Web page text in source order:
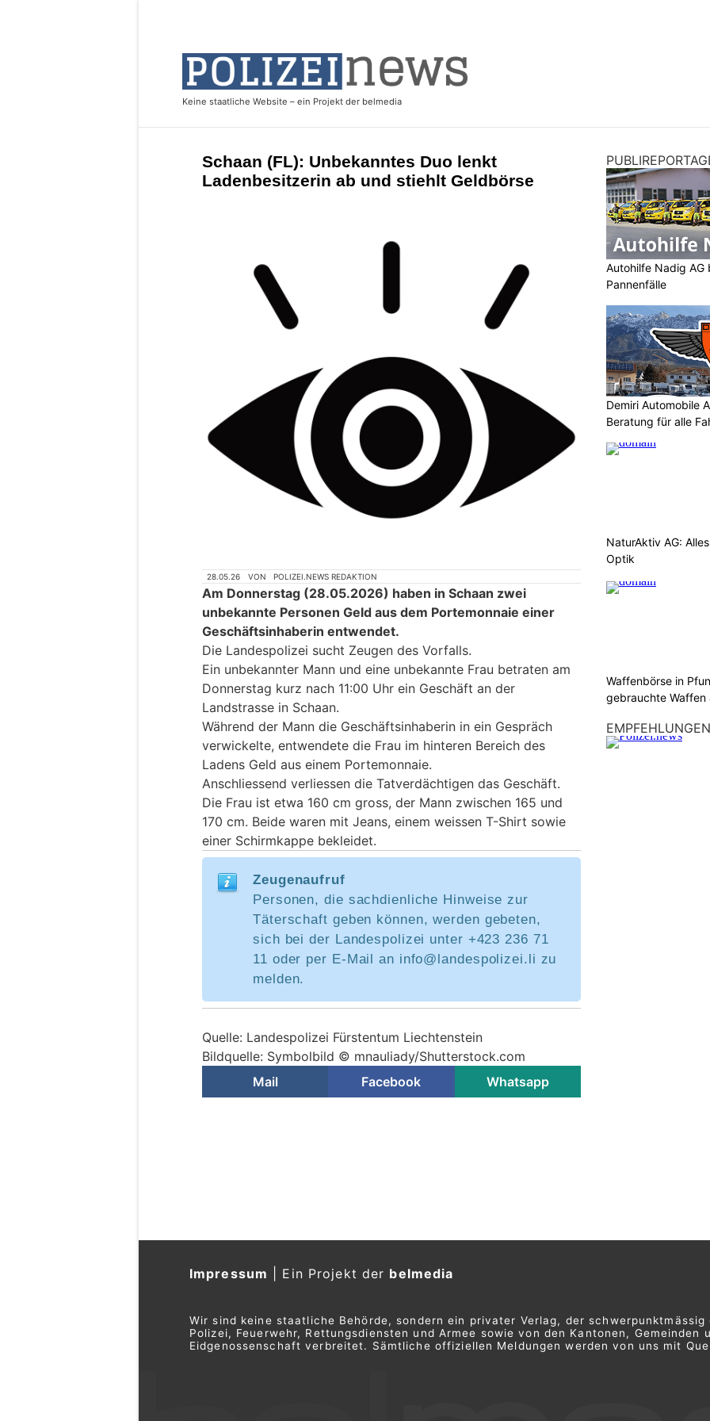
Schaan (FL): Unbekanntes Duo lenkt
Ladenbesitzerin ab und stiehlt Geldbörse
28.05.26 VON POLIZEI.NEWS REDAKTION
Am Donnerstag (28.05.2026) haben in Schaan zwei
unbekannte Personen Geld aus dem Portemonnaie einer
Geschäftsinhaberin entwendet.
Die Landespolizei sucht Zeugen des Vorfalls.
Ein unbekannter Mann und eine unbekannte Frau betraten am
Donnerstag kurz nach 11:00 Uhr ein Geschäft an der
Landstrasse in Schaan.
Während der Mann die Geschäftsinhaberin in ein Gespräch
verwickelte, entwendete die Frau im hinteren Bereich des
Ladens Geld aus einem Portemonnaie.
Anschliessend verliessen die Tatverdächtigen das Geschäft.
Die Frau ist etwa 160 cm gross, der Mann zwischen 165 und
170 cm. Beide waren mit Jeans, einem weissen T-Shirt sowie
einer Schirmkappe bekleidet.
Zeugenaufruf
Personen, die sachdienliche Hinweise zur
Täterschaft geben können, werden gebeten,
sich bei der Landespolizei unter +423 236 71
11 oder per E-Mail an info@landespolizei.li zu
melden.
Quelle: Landespolizei Fürstentum Liechtenstein
Bildquelle: Symbolbild © mnauliady/Shutterstock.com
Mail
Facebook Whatsapp
Die Landespolizei sucht Zeugen.
Weiterlesen
Autohilfe Nadig AG bietet Rundum‑Service für
Pannenfälle
NaturAktiv AG: Alles für Outdoor, Jagd und
Optik
Autohilfe Nadig AG
Pannenfälle
Demiri Automobile
Beratung für alle
NaturAktiv AG:
Optik
Waffenbörse in
gebrauchte Waffen
EMPFEHLUNGEN